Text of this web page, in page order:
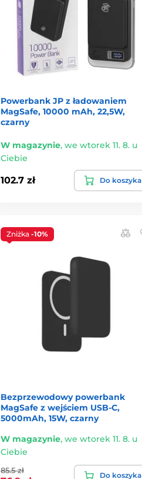
Powerbank JP z ładowaniem
MagSafe, 10000 mAh, 22,5W,
czarny
W magazynie, we wtorek 11. 8. u
Ciebie
102.7 zł Do koszyka
Zniżka -10%
Bezprzewodowy powerbank
MagSafe z wejściem USB-C,
5000mAh, 15W, czarny
W magazynie, we wtorek 11. 8. u
Ciebie
85.5 zł
Do koszyka